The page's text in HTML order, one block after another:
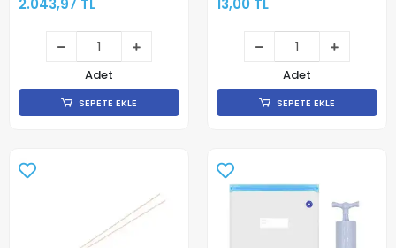
2.043,97 TL
Adet
SEPETE EKLE
13,00 TL
Adet
SEPETE EKLE